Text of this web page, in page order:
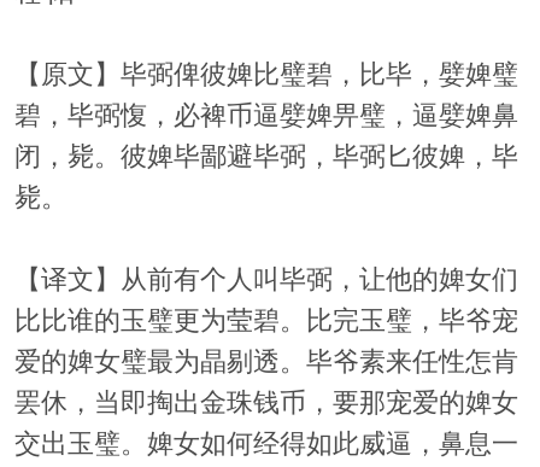
【原文】毕弼俾彼婢比璧碧，比毕，嬖婢璧
碧，毕弼愎，必裨币逼嬖婢畀璧，逼嬖婢鼻
闭，毙。彼婢毕鄙避毕弼，毕弼匕彼婢，毕
毙。
【译文】从前有个人叫毕弼，让他的婢女们
比比谁的玉璧更为莹碧。比完玉璧，毕爷宠
爱的婢女璧最为晶剔透。毕爷素来任性怎肯
罢休，当即掏出金珠钱币，要那宠爱的婢女
交出玉璧。婢女如何经得如此威逼，鼻息一